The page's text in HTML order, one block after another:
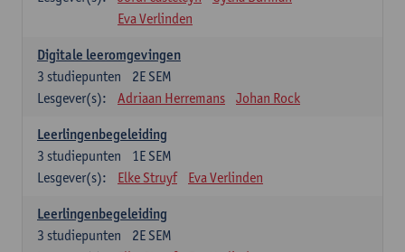
Eva Verlinden
Digitale leeromgevingen
2E SEM
3 studiepunten
Lesgever(s):
Adriaan Herremans Johan Rock
Leerlingenbegeleiding
1E SEM
3 studiepunten
Lesgever(s):
Elke Struyf Eva Verlinden
Leerlingenbegeleiding
2E SEM
3 studiepunten